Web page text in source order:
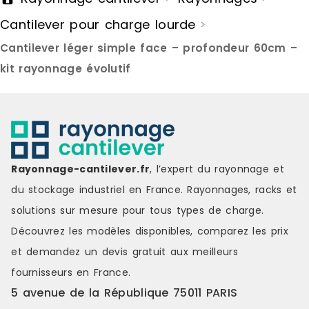
optimisant l'organisation de
l'espace.Conception stable pour
installation fixeMonté sur pieds, ce
modèle garantit une excellente
environnement industriel.Capacité
de charge adaptéeChaque niveau
peut supporter jusqu'à 65 kgs pour
une charge admissible totale de
350 kgs, assurant un stockage
fiable et sécurisé.Prêt à
l'emploiLivré entièrement
assemblé, le Cantilever 3 niveaux
est immédiatement opérationnel
et constitue une solution simple et
efficace pour organiser le
stockage de charges longues.
Référence : 18A-1 Disponibilité :
Disponible Marque : Trilogiq
usage
Cantilever
constitue
allier
Référence
Cantilever pour charge lourde >
Cantilever léger simple face – profondeur 60cm –
kit rayonnage évolutif
Rayonnage-cantilever.fr, l’expert du rayonnage et
du stockage industriel en France. Rayonnages, racks et
solutions sur mesure pour tous types de charge.
Découvrez les modèles disponibles, comparez les prix
et demandez un devis gratuit aux meilleurs
fournisseurs en France.
5 avenue de la République 75011 PARIS